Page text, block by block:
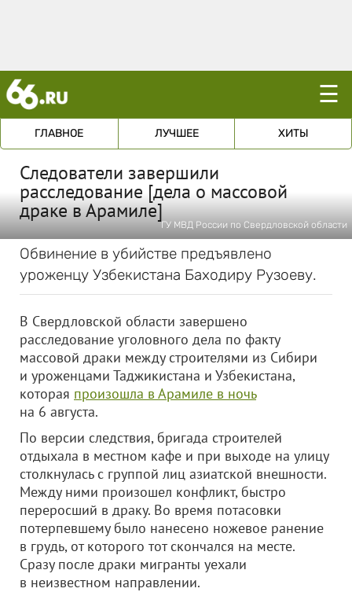
☰
ГЛАВНОЕ ЛУЧШЕЕ ХИТЫ
Следователи завершили
расследование [дела о массовой
драке в Арамиле]
ГУ МВД России по Свердловской области
Обвинение в убийстве предъявлено
уроженцу Узбекистана Баходиру Рузоеву.
В Свердловской области завершено
расследование уголовного дела по факту
массовой драки между строителями из Сибири
и уроженцами Таджикистана и Узбекистана,
которая произошла в Арамиле в ночь
на 6 августа.
По версии следствия, бригада строителей
отдыхала в местном кафе и при выходе на улицу
столкнулась с группой лиц азиатской внешности.
Между ними произошел конфликт, быстро
переросший в драку. Во время потасовки
потерпевшему было нанесено ножевое ранение
в грудь, от которого тот скончался на месте.
Сразу после драки мигранты уехали
в неизвестном направлении.